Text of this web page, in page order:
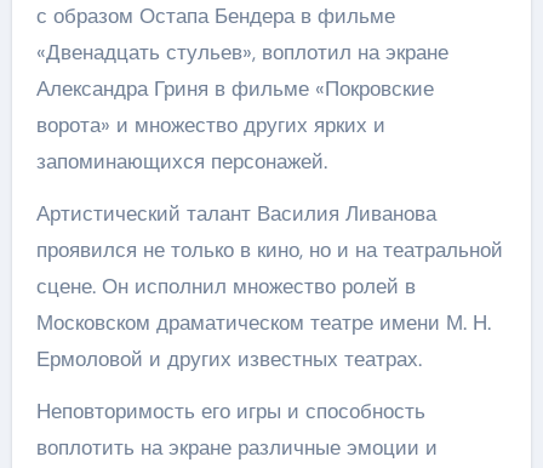
с образом Остапа Бендера в фильме
«Двенадцать стульев», воплотил на экране
Александра Гриня в фильме «Покровские
ворота» и множество других ярких и
запоминающихся персонажей.
Артистический талант Василия Ливанова
проявился не только в кино, но и на театральной
сцене. Он исполнил множество ролей в
Московском драматическом театре имени М. Н.
Ермоловой и других известных театрах.
Неповторимость его игры и способность
воплотить на экране различные эмоции и